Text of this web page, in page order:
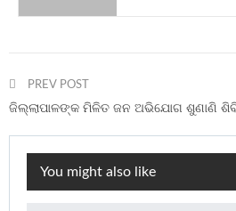
PREV POST
ଜିଲ୍ଲାପାଳଙ୍କ ମିଳିତ ଜନ ଅଭିଯୋଗ ଶୁଣାଣି
You might also like